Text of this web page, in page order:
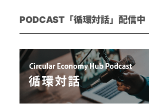
PODCAST「循環対話」配信中